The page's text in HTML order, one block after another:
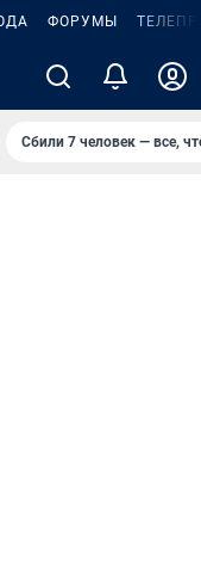
ФОРУМЫ
Сбили 7 человек — все,